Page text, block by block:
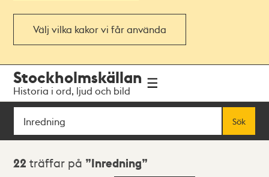
Välj vilka kakor vi får använda
navigationen
huvudinnehållet
Stockholmskällan
Historia i ord, ljud och bild
Sök
Sök
Sökresultat
22 träffar på Inredning